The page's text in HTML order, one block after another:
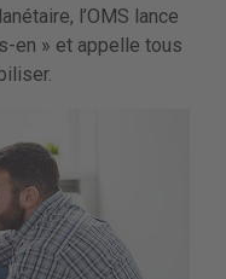
l’OMS lance
en » et appelle tous